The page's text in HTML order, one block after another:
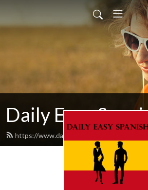
Daily Easy
https://www.dailyeasyspanish.com/feed.xml